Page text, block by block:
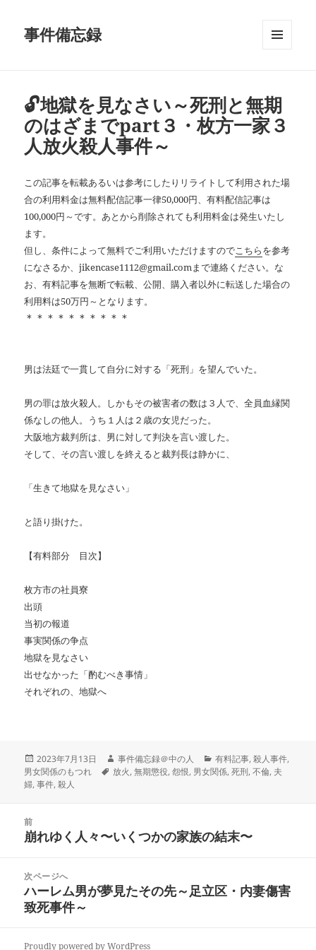
事件備忘録
ット
🔓地獄を見なさい～死刑と無期
のはざまでpart３・枚方一家３
人放火殺人事件～
この記事を転載あるいは参考にしたりリライトして利用された場
合の利用料金は無料配信記事一律50,000円、有料配信記事は
100,000円～です。あとから削除されても利用料金は発生いたし
ます。
但し、条件によって無料でご利用いただけますのでこちらを参考
になさるか、jikencase1112@gmail.comまで連絡ください。な
お、有料記事を無断で転載、公開、購入者以外に転送した場合の
利用料は50万円～となります。
＊＊＊＊＊＊＊＊＊＊
男は法廷で一貫して自分に対する「死刑」を望んでいた。
男の罪は放火殺人。しかもその被害者の数は３人で、全員血縁関
係なしの他人。うち１人は２歳の女児だった。
大阪地方裁判所は、男に対して判決を言い渡した。
そして、その言い渡しを終えると裁判長は静かに、
「生きて地獄を見なさい」
と語り掛けた。
【有料部分 目次】
枚方市の社員寮
出頭
当初の報道
事実関係の争点
地獄を見なさい
出せなかった「酌むべき事情」
それぞれの、地獄へ
投
稿
日:
2023年7月13日
作
成
事件備忘録＠中の人
カ
テ
有料記事,殺人事件,
男女関係のもつれ
タ
放火,無期懲役,怨恨, 男女関係,死刑,不倫, 夫
婦,事件,殺人
前
前
投
稿:
崩れゆく人々〜いくつかの家族の結末〜
次ページへ
次
の
稿:
ハーレム男が夢見たその先～足立区・内妻傷害
致死事件～
Proudly powered by WordPress